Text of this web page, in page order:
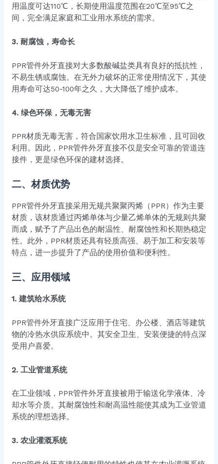
用温度可达110℃，长期使用温度范围在20℃至95℃之
间，完全满足家庭和工业用水系统的需求。
3. 耐腐蚀，寿命长
PPR管件外牙直接对大多数酸碱盐类具有良好的抵抗性，
不易生锈或腐蚀。在无外力破坏的正常使用情况下，其使
用寿命可达50-100年之久，大大降低了维护成本。
4. 绿色环保，无毒无害
PPR材质无毒无害，符合国家饮用水卫生标准，且可回收
利用。因此，PPR管件外牙直接不仅是安全可靠的管道连
接件，更是绿色环保的建材选择。
二、材质优势
PPR管件外牙直接采用无规共聚聚丙烯（PPR）作为主要
材质，该材质通过丙烯单体与少量乙烯单体的无规则共聚
而成，赋予了产品出色的耐温性、耐腐蚀性和长期热稳定
性。此外，PPR材质还具有轻质高强、易于加工和安装等
特点，进一步提升了产品的使用价值和便利性。
三、应用领域
1. 建筑给水系统
PPR管件外牙直接广泛应用于住宅、办公楼、酒店等建筑
物的冷热水供应系统中。其安全卫生、安装便捷的特点深
受用户喜爱。
2. 工业管道系统
在工业领域，PPR管件外牙直接被用于输送化学液体、冷
却水等介质。其耐腐蚀性和耐高温性能使其成为工业管道
系统的理想选择。
3. 农业灌溉系统